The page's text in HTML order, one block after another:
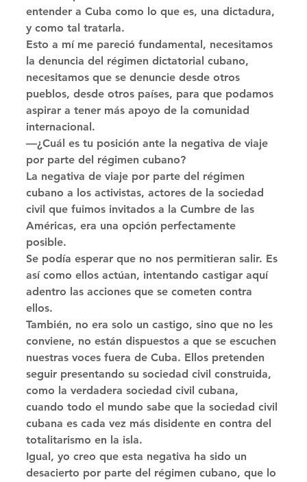
entender a Cuba como lo que es, una dictadura,
y como tal tratarla.
Esto a mí me pareció fundamental, necesitamos
la denuncia del régimen dictatorial cubano,
necesitamos que se denuncie desde otros
pueblos, desde otros países, para que podamos
aspirar a tener más apoyo de la comunidad
internacional.
—¿Cuál es tu posición ante la negativa de viaje
por parte del régimen cubano?
La negativa de viaje por parte del régimen
cubano a los activistas, actores de la sociedad
civil que fuimos invitados a la Cumbre de las
Américas, era una opción perfectamente
posible.
Se podía esperar que no nos permitieran salir. Es
así como ellos actúan, intentando castigar aquí
adentro las acciones que se cometen contra
ellos.
También, no era solo un castigo, sino que no les
conviene, no están dispuestos a que se escuchen
nuestras voces fuera de Cuba. Ellos pretenden
seguir presentando su sociedad civil construida,
como la verdadera sociedad civil cubana,
cuando todo el mundo sabe que la sociedad civil
cubana es cada vez más disidente en contra del
totalitarismo en la isla.
Igual, yo creo que esta negativa ha sido un
desacierto por parte del régimen cubano, que lo